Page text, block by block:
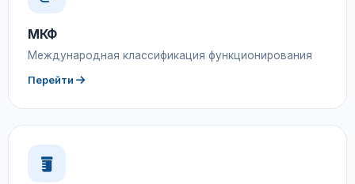
МКФ
Международная классификация функционирования
Перейти